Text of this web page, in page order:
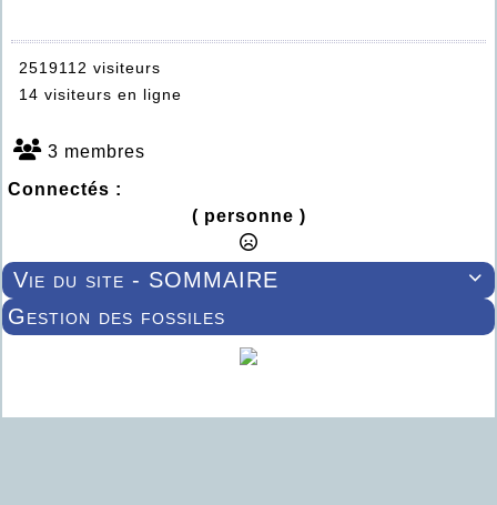
2519112 visiteurs
14 visiteurs en ligne
3 membres
Connectés :
( personne )

Vie du site - SOMMAIRE
Gestion des fossiles